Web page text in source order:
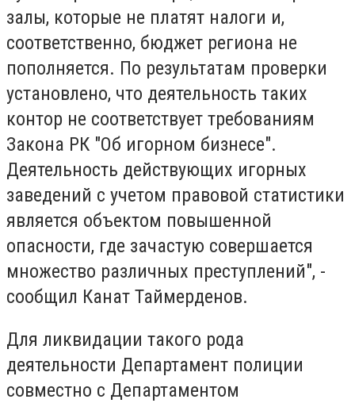
залы, которые не платят налоги и,
соответственно, бюджет региона не
пополняется. По результатам проверки
установлено, что деятельность таких
контор не соответствует требованиям
Закона РК "Об игорном бизнесе".
Деятельность действующих игорных
заведений с учетом правовой статистики
является объектом повышенной
опасности, где зачастую совершается
множество различных преступлений", -
сообщил Канат Таймерденов.
Для ликвидации такого рода
деятельности Департамент полиции
совместно с Департаментом